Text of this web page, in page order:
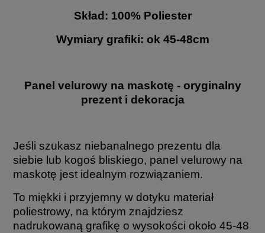
Skład: 100% Poliester
Wymiary grafiki: ok 45-48cm
Panel velurowy na maskotę - oryginalny
prezent i dekoracja
Jeśli szukasz niebanalnego prezentu dla
siebie lub kogoś bliskiego, panel velurowy na
maskotę jest idealnym rozwiązaniem.
To miękki i przyjemny w dotyku materiał
poliestrowy, na którym znajdziesz
nadrukowaną grafikę o wysokości około 45-48